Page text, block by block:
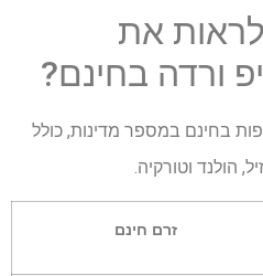
את
ורדה בחינם?
בחינם במספר מדינות, כולל
הולנד וטורקיה.
זרם חינם